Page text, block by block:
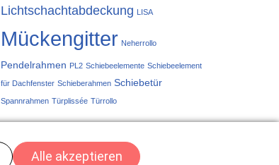
Lichtschachtabdeckung LISA
Mückengitter Neherrollo
Pendelrahmen PL2 Schiebeelemente Schiebeelement
für Dachfenster Schieberahmen Schiebetür
Spannrahmen Türplissée Türrollo